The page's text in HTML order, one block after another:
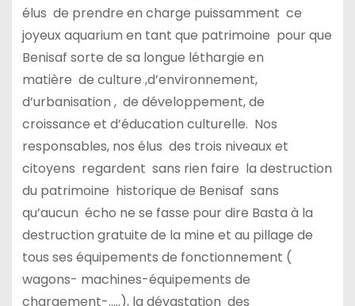
élus de prendre en charge puissamment ce
joyeux aquarium en tant que patrimoine pour que
Benisaf sorte de sa longue léthargie en
matière de culture ,d’environnement,
d’urbanisation , de développement, de
croissance et d’éducation culturelle. Nos
responsables, nos élus des trois niveaux et
citoyens regardent sans rien faire la destruction
du patrimoine historique de Benisaf sans
qu’aucun écho ne se fasse pour dire Basta à la
destruction gratuite de la mine et au pillage de
tous ses équipements de fonctionnement (
wagons- machines-équipements de
chargement-…..), la dévastation des